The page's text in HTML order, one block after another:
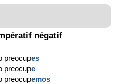
négatif
preocupes
preocupe
preocupemos